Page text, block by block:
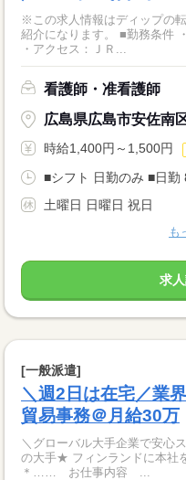
※この求人情報はディップの
紹介になります。 ■勤務条件
・アクセス：ＪＲ...
看護師・准看護師
広島県広島市安佐南
時給1,400円～1,500円
■シフト 日勤のみ ■日勤
土曜日 日曜日 祝日
も
求
[一般派遣]
＼週2日は在宅／業
貿易事務＠月給30万
＼グローバル大手企業で安心スタート！／ 全世
の大手★ フィンランドに本社を
＊…… お仕事内容 ...